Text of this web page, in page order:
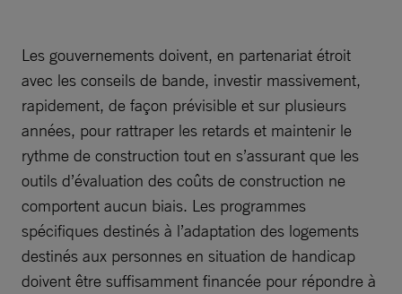
Les gouvernements doivent, en partenariat étroit
avec les conseils de bande, investir massivement,
rapidement, de façon prévisible et sur plusieurs
années, pour rattraper les retards et maintenir le
rythme de construction tout en s’assurant que les
outils d’évaluation des coûts de construction ne
comportent aucun biais. Les programmes
spécifiques destinés à l’adaptation des logements
destinés aux personnes en situation de handicap
doivent être suffisamment financée pour répondre à